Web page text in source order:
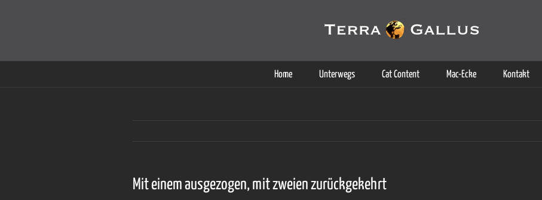
Home Unterwegs Cat Content Mac-Ecke Kontakt
Mit einem ausgezogen, mit zweien zurückgekehrt
Cookies helfen auf auf dieser Seite bei der Bereitstellung der Dienste. Durch die Nutzung dieser Webseite erklären Sie sich
Weitere Informationen